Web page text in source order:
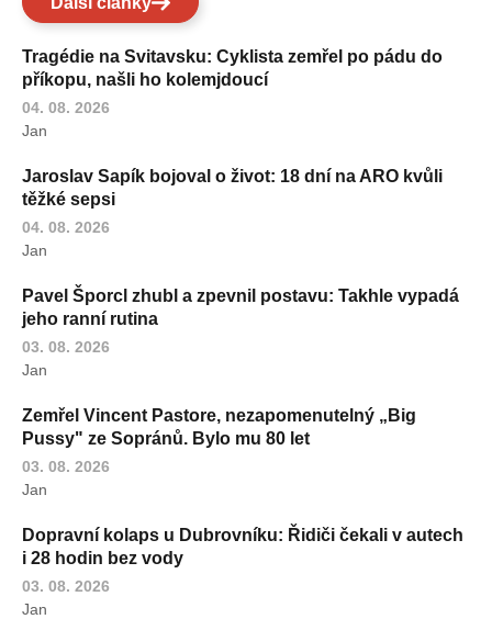
Tragédie na Svitavsku: Cyklista zemřel po pádu do
příkopu, našli ho kolemjdoucí
04. 08. 2026
Jan
Jaroslav Sapík bojoval o život: 18 dní na ARO kvůli
těžké sepsi
04. 08. 2026
Jan
Pavel Šporcl zhubl a zpevnil postavu: Takhle vypadá
jeho ranní rutina
03. 08. 2026
Jan
Zemřel Vincent Pastore, nezapomenutelný „Big
Pussy" ze Sopránů. Bylo mu 80 let
03. 08. 2026
Jan
Dopravní kolaps u Dubrovníku: Řidiči čekali v autech
i 28 hodin bez vody
03. 08. 2026
Jan